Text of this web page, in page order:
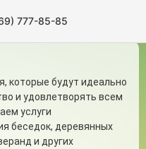
777-85-85
которые будут идеально
и удовлетворять всем
услуги
беседок, деревянных
и других